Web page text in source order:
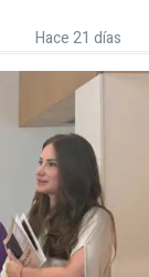
Hace 21 días